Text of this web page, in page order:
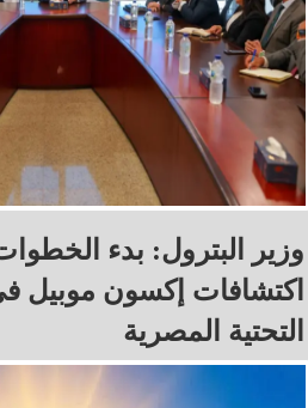
وزير البترول: بدء
اكتشافات إكسون موبيل
التحتية المصرية